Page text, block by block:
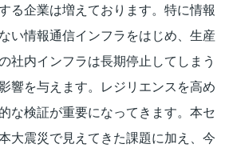
る企業は増えております。特に情報
い情報通信インフラをはじめ、生産
社内インフラは長期停止してしまう
響を与えます。レジリエンスを高め
な検証が重要になってきます。本セ
大震災で見えてきた課題に加え、今